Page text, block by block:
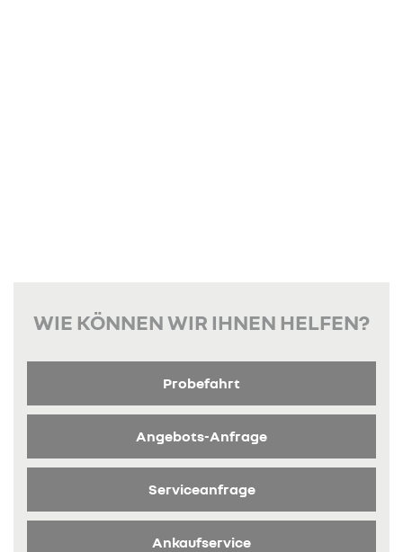
WIE KÖNNEN WIR IHNEN HELFEN?
Probefahrt
Angebots-Anfrage
Serviceanfrage
Ankaufservice